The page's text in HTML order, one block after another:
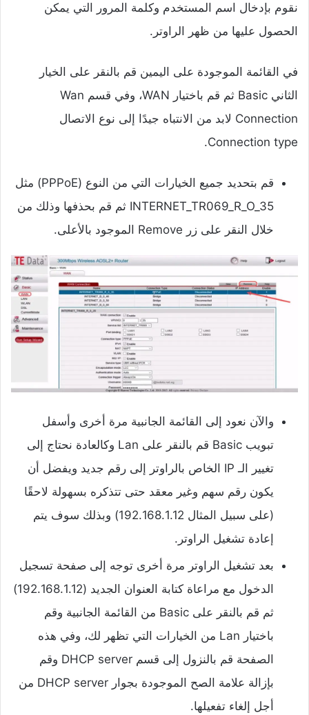
نقوم بإدخال اسم المستخدم وكلمة المرور التي يمكن
الحصول عليها من ظهر الراوتر.
في القائمة الموجودة على اليمين قم بالنقر على الخيار
الثاني Basic ثم قم باختيار WAN، وفي قسم Wan
Connection لابد من الانتباه جيدًا إلى نوع الاتصال
Connection type.
قم بتحديد جميع الخيارات التي من النوع (PPPoE) مثل
INTERNET_TR069_R_O_35 ثم قم بحذفها وذلك من
خلال النقر على زر Remove الموجود بالأعلى.
والآن نعود إلى القائمة الجانبية مرة أخرى وأسفل
تبويب Basic قم بالنقر على Lan وكالعادة نحتاج إلى
تغيير الـ IP الخاص بالراوتر إلى رقم جديد ويفضل أن
يكون رقم سهم وغير معقد حتى تتذكره بسهولة لاحقًا
(على سبيل المثال 192.168.1.12) وبذلك سوف يتم
إعادة تشغيل الراوتر.
بعد تشغيل الراوتر مرة أخرى توجه إلى صفحة تسجيل
الدخول مع مراعاة كتابة العنوان الجديد (192.168.1.12)
ثم قم بالنقر على Basic من القائمة الجانبية وقم
باختيار Lan من الخيارات التي تظهر لك، وفي هذه
الصفحة قم بالنزول إلى قسم DHCP server وقم
بإزالة علامة الصح الموجودة بجوار DHCP server من
أجل إلغاء تفعيلها.